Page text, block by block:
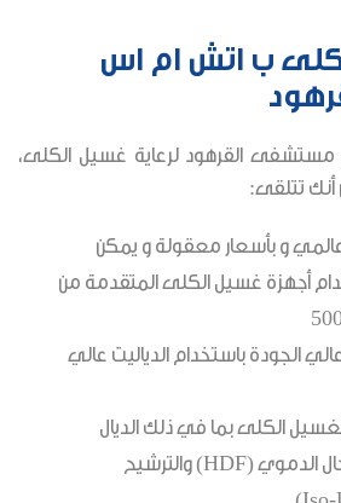
ب اتش ام اس
مستشفى القرهود لرعاية غسيل الكلى،
أنك تتلقى:
و بأسعار معقولة و يمكن
أجهزة غسيل الكلى المتقدمة من
الجودة باستخدام الدياليت عالي
الكلى بما في ذلك الديال